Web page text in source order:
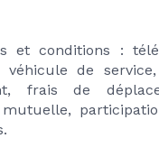
et conditions :
véhicule de
frais de